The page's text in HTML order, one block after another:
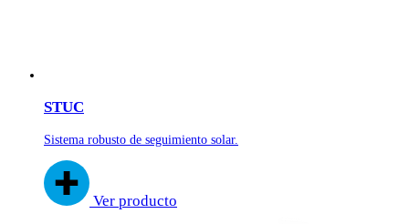
STUC
Sistema robusto de seguimiento solar.
Ver producto